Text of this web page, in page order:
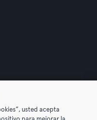
usted acepta